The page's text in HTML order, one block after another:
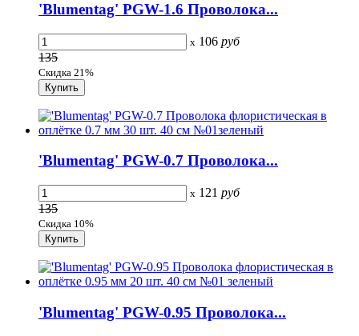
'Blumentag' PGW-1.6 Проволока...
x 106 руб
135
Скидка 21%
'Blumentag' PGW-0.7 Проволока...
x 121 руб
135
Скидка 10%
'Blumentag' PGW-0.95 Проволока...